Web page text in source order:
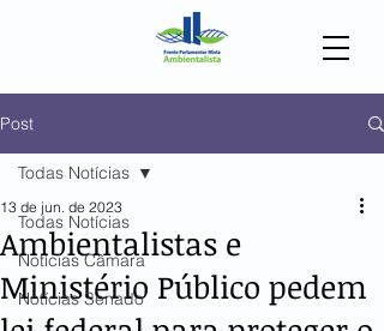
Post
Todas Notícias
Notícias Câmara
Notícias Senado
Todas Notícias
Ambientalistas e
Ministério Público pedem
13 de jun. de 2023